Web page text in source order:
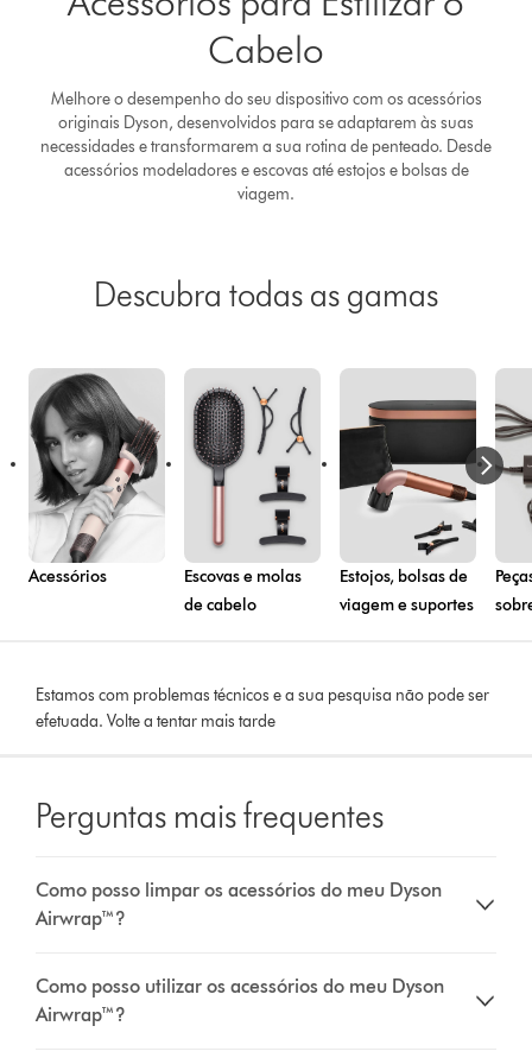
Cabelo
Melhore o desempenho do seu dispositivo com os acessórios
originais Dyson, desenvolvidos para se adaptarem às suas
necessidades e transformarem a sua rotina de penteado. Desde
acessórios modeladores e escovas até estojos e bolsas de
viagem.
Descubra todas as gamas
Acessórios
Escovas e molas
de cabelo
Estojos, bolsas de
viagem e suportes
Estamos com problemas técnicos e a sua pesquisa não pode ser
efetuada. Volte a tentar mais tarde
Perguntas mais frequentes
Como posso limpar os acessórios do meu Dyson
Airwrap™?
Como posso utilizar os acessórios do meu Dyson
Airwrap™?